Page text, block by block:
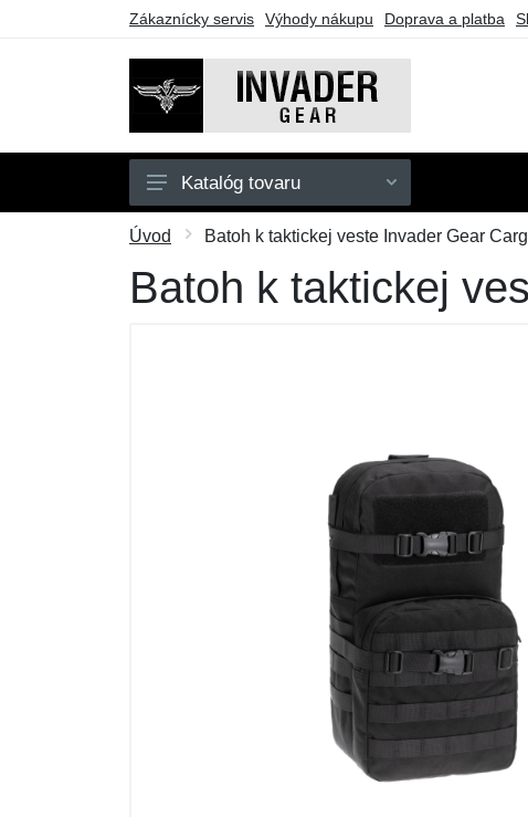
Zákaznícky servis Výhody nákupu Doprava a platba
Pánske
Doplnky
Katalóg tovaru
Úvod Batoh k taktickej veste Invader Gear
Batoh k taktickej